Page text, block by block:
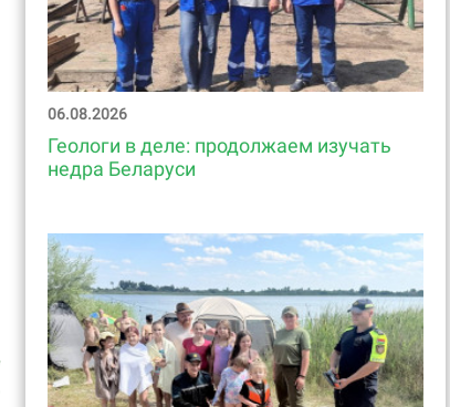
06.08.2026
Геологи в деле: продолжаем изучать
недра Беларуси